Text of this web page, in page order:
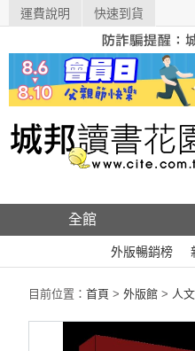
運費說明 快速到貨
全館
外版暢銷榜
目前位置： 首頁 > 外版館 > 人